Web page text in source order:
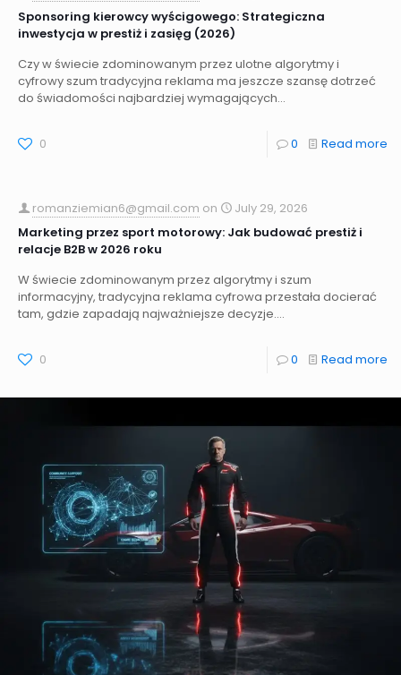
Sponsoring kierowcy wyścigowego: Strategiczna
inwestycja w prestiż i zasięg (2026)
Czy w świecie zdominowanym przez ulotne algorytmy i
cyfrowy szum tradycyjna reklama ma jeszcze szansę dotrzeć
do świadomości najbardziej wymagających...
0 0 Read more
romanziemian6@gmail.com on
July 29, 2026
Marketing przez sport motorowy: Jak budować prestiż i
relacje B2B w 2026 roku
W świecie zdominowanym przez algorytmy i szum
informacyjny, tradycyjna reklama cyfrowa przestała docierać
tam, gdzie zapadają najważniejsze decyzje....
0 0 Read more